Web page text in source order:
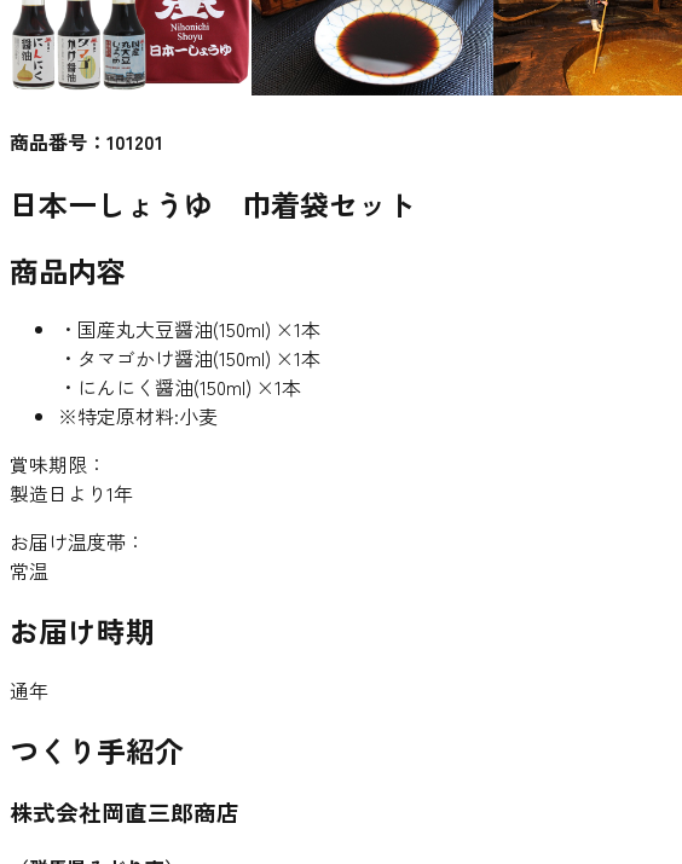
商品番号： 101201
日本一しょうゆ 巾着袋セット
商品内容
・国産丸大豆醤油(150ml) ×1本
・タマゴかけ醤油(150ml) ×1本
・にんにく醤油(150ml) ×1本
※特定原材料:小麦
賞味期限：
製造日より1年
お届け温度帯：
常温
お届け時期
通年
つくり手紹介
株式会社岡直三郎商店